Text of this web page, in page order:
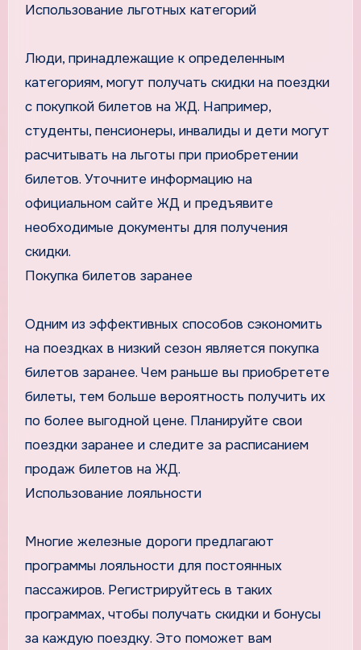
Использование льготных категорий
Люди, принадлежащие к определенным
категориям, могут получать скидки на поездки
с покупкой билетов на ЖД. Например,
студенты, пенсионеры, инвалиды и дети могут
расчитывать на льготы при приобретении
билетов. Уточните информацию на
официальном сайте ЖД и предъявите
необходимые документы для получения
скидки.
Покупка билетов заранее
Одним из эффективных способов сэкономить
на поездках в низкий сезон является покупка
билетов заранее. Чем раньше вы приобретете
билеты, тем больше вероятность получить их
по более выгодной цене. Планируйте свои
поездки заранее и следите за расписанием
продаж билетов на ЖД.
Использование лояльности
Многие железные дороги предлагают
программы лояльности для постоянных
пассажиров. Регистрируйтесь в таких
программах, чтобы получать скидки и бонусы
за каждую поездку. Это поможет вам